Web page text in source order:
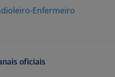
Enfermeiro
oficiais